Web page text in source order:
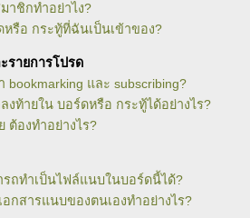
าชิกทำอย่าไง?
รือ กระทู้ที่ฉันเป็นเข้าของ?
รายการโปรด
bookmarking และ subscribing?
งท้ายใน บอร์ดหรือ กระทู้ได้อย่างไร?
ต้องทำอย่างไร?
รถทำเป็นไฟล์แนบในบอร์ดนี้ได้?
กสารแนบของตนเองทำอย่างไร?